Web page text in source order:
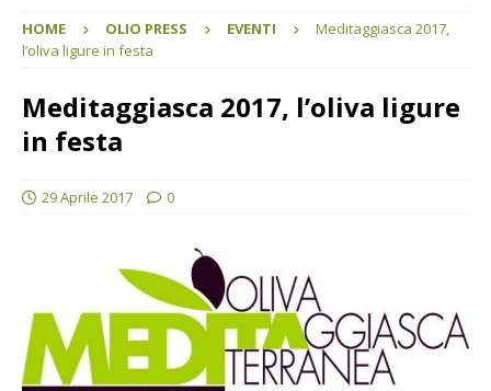
HOME OLIO PRESS EVENTI
Meditaggiasca 2017,
l’oliva ligure in festa
Meditaggiasca 2017, l’oliva ligure
in festa
29 Aprile 2017 0